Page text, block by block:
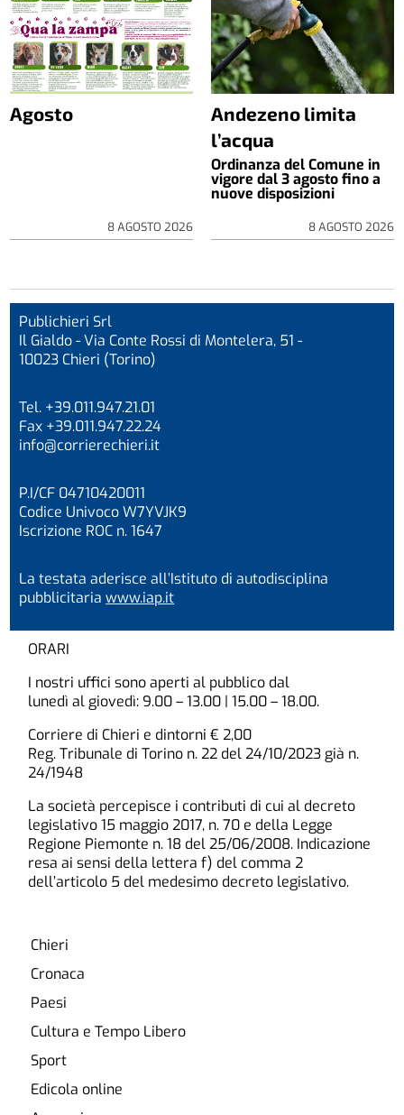
Agosto
8 AGOSTO 2026
Andezeno limita
l’acqua
Ordinanza del Comune in
vigore dal 3 agosto fino a
nuove disposizioni
8 AGOSTO 2026
Publichieri Srl
Il Gialdo - Via Conte Rossi di Montelera, 51 -
10023 Chieri (Torino)
Tel. +39.011.947.21.01
Fax +39.011.947.22.24
info@corrierechieri.it
P.I/CF 04710420011
Codice Univoco W7YVJK9
Iscrizione ROC n. 1647
La testata aderisce all’Istituto di autodisciplina
pubblicitariawww.iap.it
ORARI
I nostri uffici sono aperti al pubblico dal
lunedì al giovedì: 9.00 – 13.00 | 15.00 – 18.00.
Corriere di Chieri e dintorni € 2,00
Reg. Tribunale di Torino n. 22 del 24/10/2023 già n.
24/1948
La società percepisce i contributi di cui al decreto
legislativo 15 maggio 2017, n. 70 e della Legge
Regione Piemonte n. 18 del 25/06/2008. Indicazione
resa ai sensi della lettera f) del comma 2
dell’articolo 5 del medesimo decreto legislativo.
Chieri
Cronaca
Paesi
Cultura e Tempo Libero
Sport
Edicola online